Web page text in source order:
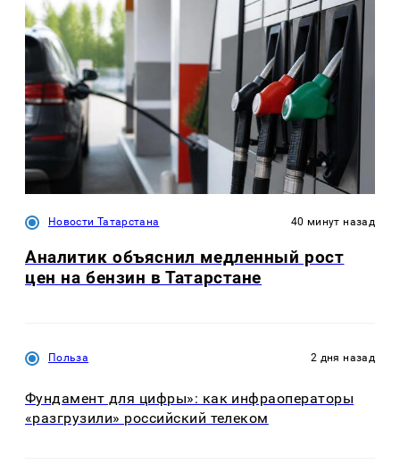
Новости Татарстана 40 минут назад
Аналитик объяснил медленный рост
цен на бензин в Татарстане
Польза 2 дня назад
Фундамент для цифры»: как инфраоператоры
«разгрузили» российский телеком